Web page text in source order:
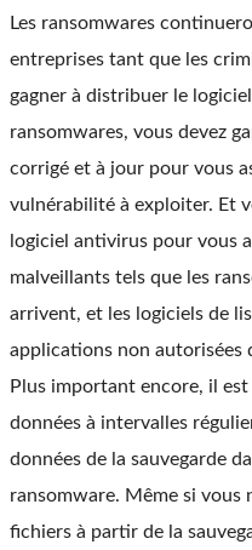
Les ransomwares
entreprises tant que les
gagner à distribuer le
ransomwares, vous devez
corrigé et à jour pour vous
vulnérabilité à exploiter. Et
logiciel antivirus pour vous
malveillants tels que les
arrivent, et les logiciels de
applications non autorisées
Plus important encore, il
données à intervalles
données de la sauvegarde
ransomware. Même si vous
fichiers à partir de la